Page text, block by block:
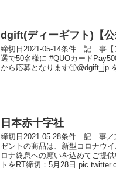
dgift(ディーギフト)【公
締切日2021-05-14条件 記 事【
選で50名様に #QUOカード
から応募となります①@dgift_jp
日本赤十字社
締切日2021-05-28条件 記 事／
ゼントの商品は、新型コロナウ
ロナ終息への願いを込めてご提
トをRT締切：5月28日